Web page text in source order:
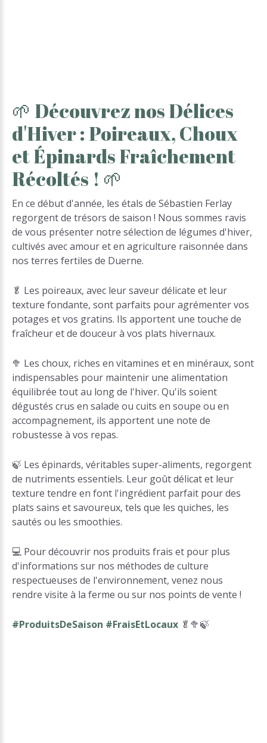
🌱 DécouvreznosDélices
d'Hiver: Poireaux,Choux
etÉpinardsFraîchement
Récoltés ! 🌱
En ce début d'année, les étals de Sébastien Ferlay
regorgent de trésors de saison ! Nous sommes ravis
de vous présenter notre sélection de légumes d'hiver,
cultivés avec amour et en agriculture raisonnée dans
nos terres fertiles de Duerne.
🥬 Les poireaux, avec leur saveur délicate et leur
texture fondante, sont parfaits pour agrémenter vos
potages et vos gratins. Ils apportent une touche de
fraîcheur et de douceur à vos plats hivernaux.
🥦 Les choux, riches en vitamines et en minéraux, sont
indispensables pour maintenir une alimentation
équilibrée tout au long de l'hiver. Qu'ils soient
dégustés crus en salade ou cuits en soupe ou en
accompagnement, ils apportent une note de
robustesse à vos repas.
🍃 Les épinards, véritables super-aliments, regorgent
de nutriments essentiels. Leur goût délicat et leur
texture tendre en font l'ingrédient parfait pour des
plats sains et savoureux, tels que les quiches, les
sautés ou les smoothies.
💻 Pour découvrir nos produits frais et pour plus
d'informations sur nos méthodes de culture
respectueuses de l'environnement, venez nous
rendre visite à la ferme ou sur nos points de vente !
#ProduitsDeSaison #FraisEtLocaux 🥬🥦🍃